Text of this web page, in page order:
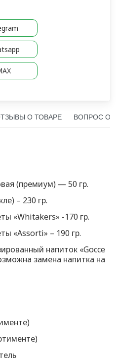
О ТОВАРЕ ВОПРОС О
(премиум) — 50 гр.
– 230 гр.
«Whitakers» -170 гр.
«Assorti» – 190 гр.
напиток «Gocce
замена напитка на